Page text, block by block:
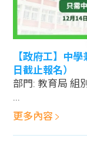
【政府工】中
日截止報名）
部門: 教育局 組
...
更多內容